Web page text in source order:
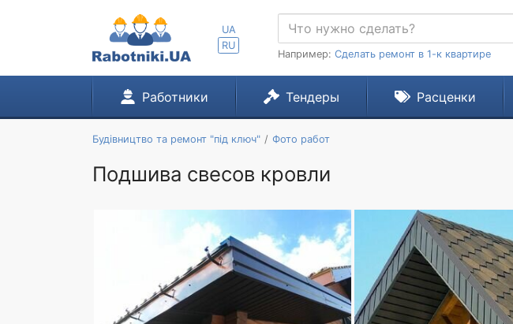
UA
RU
Например: Сделать ремонт в 1-к квартире
Работники Тендеры Расценки
Будівництво та ремонт "під ключ" Фото работ
Подшива свесов кровли